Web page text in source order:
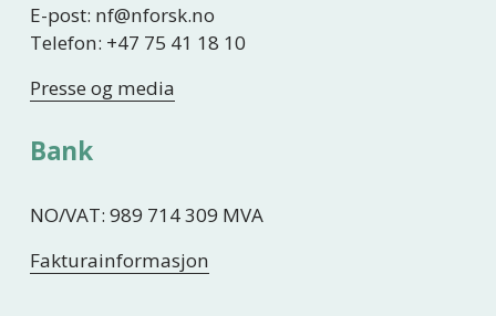
E-post: nf@nforsk.no
Telefon: +47 75 41 18 10
Presse og media
Bank
NO/VAT: 989 714 309 MVA
Fakturainformasjon